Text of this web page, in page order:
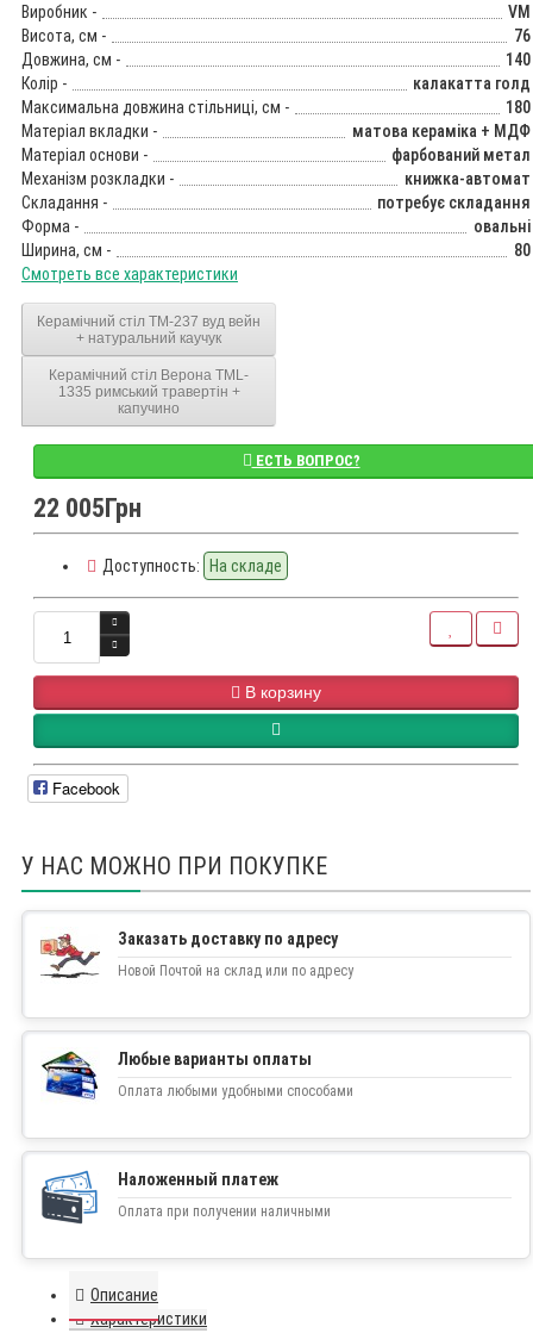
Виробник -
VM
Висота, см -
76
Довжина, см -
140
Колір -
калакатта голд
Максимальна довжина стільниці, см -
180
Матеріал вкладки -
матова кераміка + МДФ
Матеріал основи -
фарбований метал
Механізм розкладки -
книжка-автомат
Складання -
потребує складання
Форма -
овальні
Ширина, см -
80
Смотреть все характеристики
Керамічний стіл TM-237 вуд вейн
+ натуральний каучук
Керамічний стіл Верона TML-
1335 римський травертін +
капучино
ЕСТЬ ВОПРОС?
22 005Грн
Доступность: На складе
В корзину
Facebook
У НАС МОЖНО ПРИ ПОКУПКЕ
Заказать доставку по адресу
Новой Почтой на склад или по адресу
Любые варианты оплаты
Оплата любыми удобными способами
Наложенный платеж
Оплата при получении наличными
Описание
Характеристики